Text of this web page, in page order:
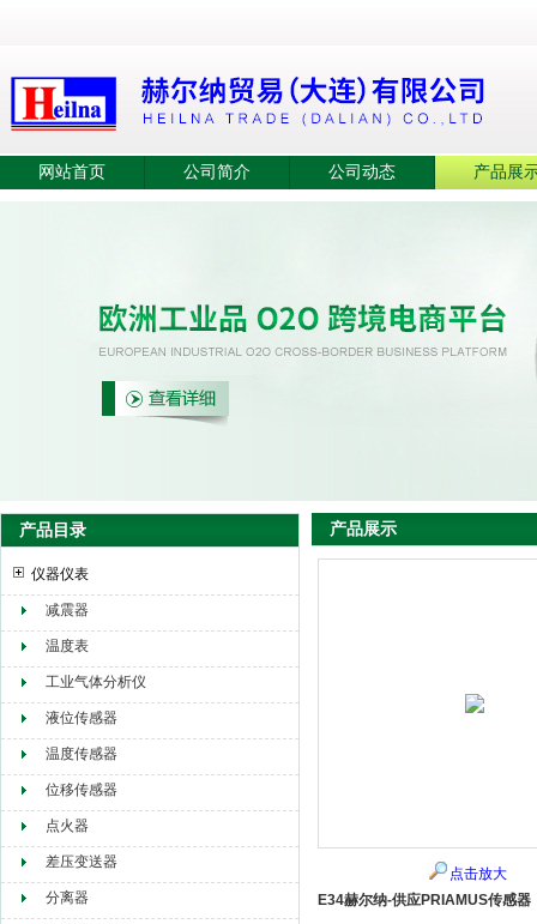
赫尔纳贸易（大连）有限公司
网站首页 公司简介 公司动态 产品展
产品目录
仪器仪表
减震器
温度表
工业气体分析仪
液位传感器
温度传感器
位移传感器
点火器
差压变送器
分离器
产品展示
点击放大
E34赫尔纳-供应PRIAMUS传感器